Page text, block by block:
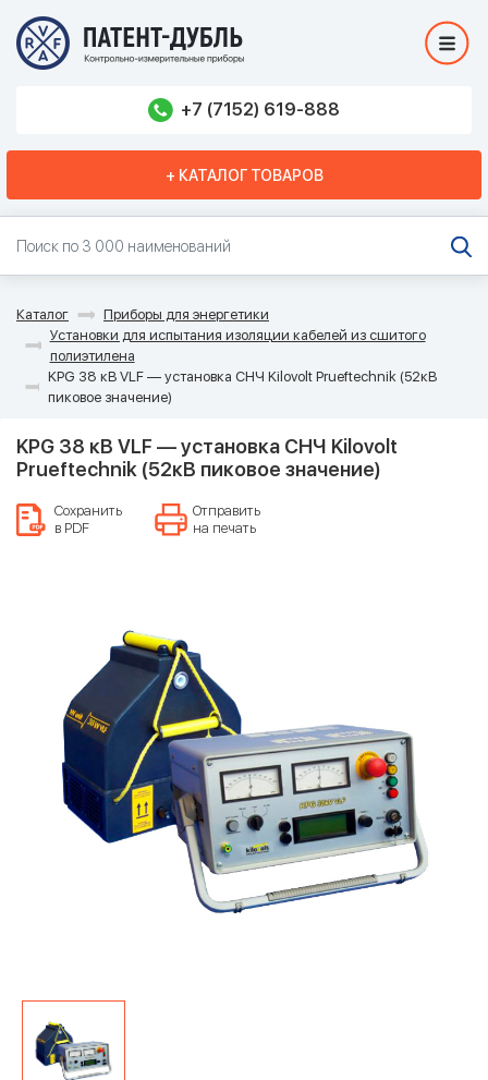
+7 (7152) 619-888
+ КАТАЛОГ ТОВАРОВ
Каталог
Приборы для энергетики
Установки для испытания изоляции кабелей из сшитого
полиэтилена
KPG 38 кВ VLF — установка СНЧ Kilovolt Prueftechnik (52кВ
пиковое значение)
KPG 38 кВ VLF — установка СНЧ Kilovolt
Prueftechnik (52кВ пиковое значение)
Сохранить
в PDF
Отправить
на печать